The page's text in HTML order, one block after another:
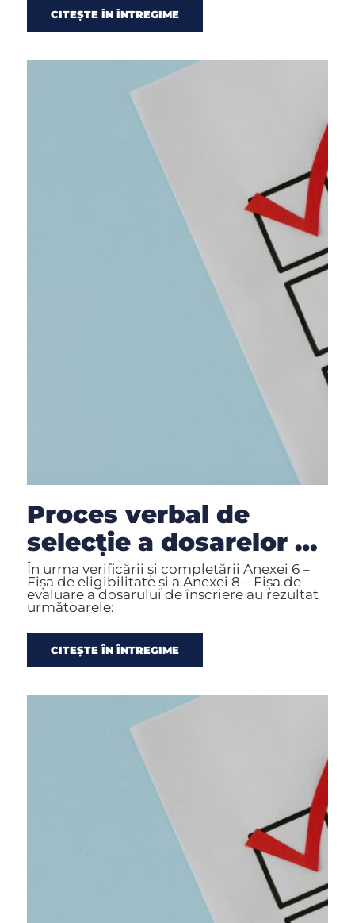
CITEȘTE ÎN ÎNTREGIME
Proces verbal de
selecție a dosarelor de
candidatură depuse
pentru GT în luna
APRILIE 2026
În urma verificării și completării Anexei 6 –
Fișa de eligibilitate și a Anexei 8 – Fișa de
evaluare a dosarului de înscriere au rezultat
următoarele:
CITEȘTE ÎN ÎNTREGIME